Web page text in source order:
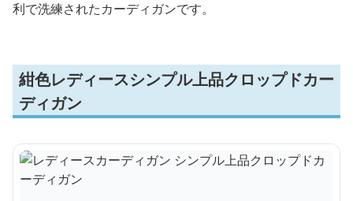
利で洗練されたカーディガンです。
紺色レディースシンプル上品クロップドカー
ディガン